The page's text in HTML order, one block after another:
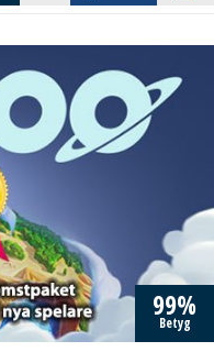
99%
Betyg